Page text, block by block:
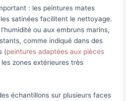
: les peintures mates
satinées facilitent le nettoyage.
ou aux embruns marins,
comme indiqué dans des
(peintures adaptées aux pièces
zones extérieures très
échantillons sur plusieurs faces